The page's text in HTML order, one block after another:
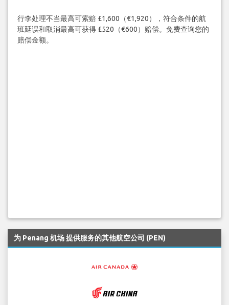
行李处理不当最高可索赔 £1,600（€1,920），符合条件的航
班延误和取消最高可获得 £520（€600）赔偿。免费查询您的
赔偿金额。
为 Penang 机场 提供服务的其他航空公司 (PEN)